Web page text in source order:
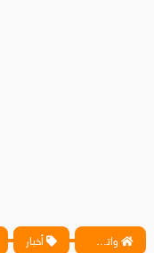
واتس آب ، فيسبوك ، أنترنت ، شروحات تقنية حصرية - المحترف أخبار